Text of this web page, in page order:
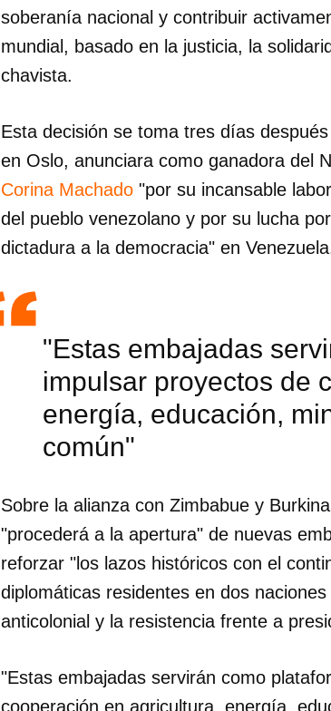
Guardar como favorito
Para poder guardar como
soberanía nacional y contribuir
mundial, basado en la justicia, la
chavista.
Esta decisión se toma tres días
en Oslo, anunciara como ganadora del
Corina Machado "por su incansable
del pueblo venezolano y por su lucha
dictadura a la democracia" en
"Estas embajadas
impulsar proyectos de
energía, educación,
común"
Sobre la alianza con Zimbabue y
"procederá a la apertura" de nuevas
reforzar "los lazos históricos con el
diplomáticas residentes en dos
anticolonial y la resistencia frente a
"Estas embajadas servirán como
cooperación en agricultura, energía,